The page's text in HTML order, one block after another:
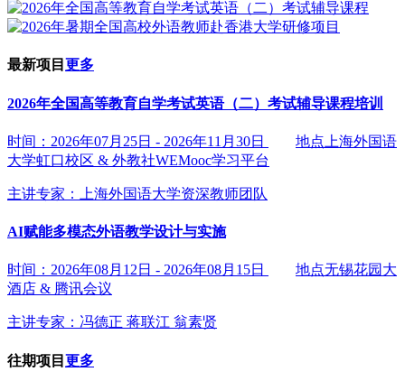
最新项目 更多
2026年全国高等教育自学考试英语（二）考试辅导课程培训
时间：2026年07月25日 - 2026年11月30日
地点上海外国语
大学虹口校区 & 外教社WEMooc学习平台
主讲专家： 上海外国语大学资深教师团队
AI赋能多模态外语教学设计与实施
时间：2026年08月12日 - 2026年08月15日
地点无锡花园大
酒店 & 腾讯会议
主讲专家： 冯德正 蒋联江 翁素贤
往期项目 更多